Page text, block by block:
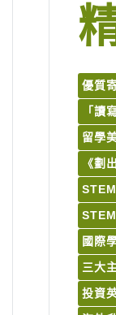
優質
「讀
留學
《劃
國際
三大
投資